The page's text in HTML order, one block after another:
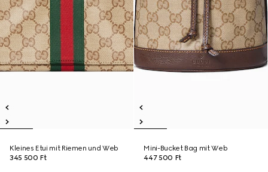
Kleines Etui mit Riemen und Web
345 500 Ft
Mini-Bucket Bag mit Web
447 500 Ft